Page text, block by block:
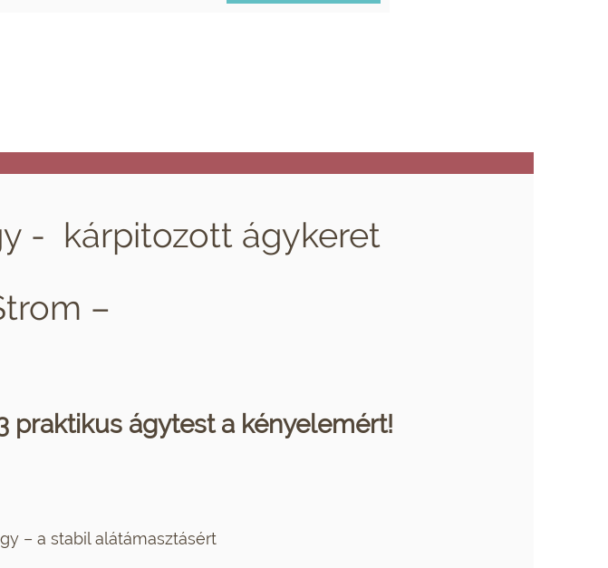
- kárpitozott ágykeret
–
praktikus ágytest a kényelemért!
– a stabil alátámasztásért